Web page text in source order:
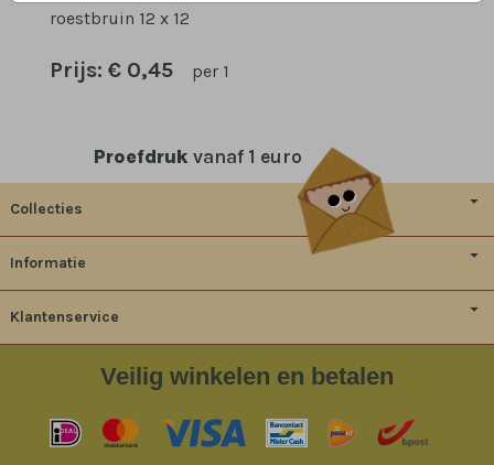
roestbruin 12 x 12
Prijs: € 0,45 per 1
Proefdruk vanaf 1 euro
Collecties
Informatie
Klantenservice
Veilig winkelen en betalen